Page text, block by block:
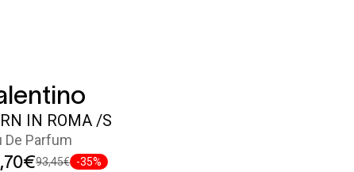
IN ROMA /S
De Parfum
93,45€ -35%